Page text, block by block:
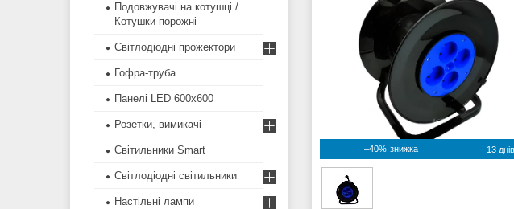
–40% 13 днів
Подовжувачі на котушці /
Котушки порожні
Світлодіодні прожектори
Гофра-труба
Панелі LED 600х600
Розетки, вимикачі
Світильники Smart
Світлодіодні світильники
Настільні лампи